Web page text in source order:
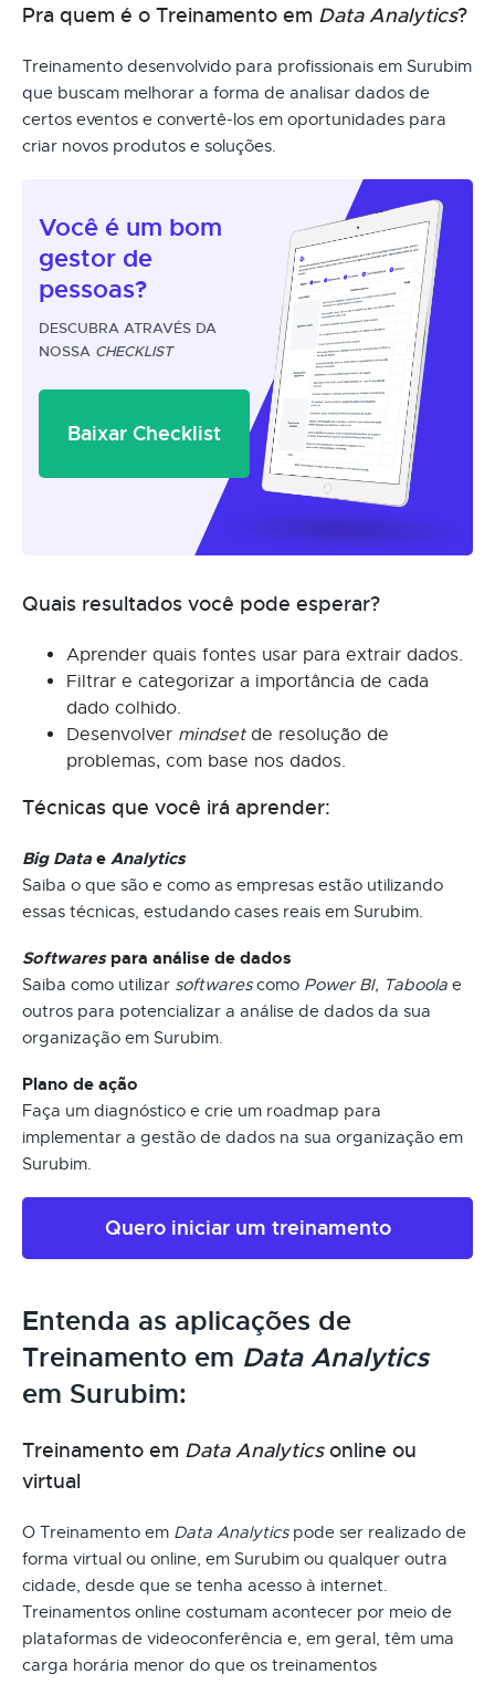
Pra quem é o Treinamento em Data Analytics?
Treinamento desenvolvido para profissionais em Surubim
que buscam melhorar a forma de analisar dados de
certos eventos e convertê-los em oportunidades para
criar novos produtos e soluções.
Você é um bom
gestor de
pessoas?
DESCUBRA ATRAVÉS DA
NOSSA CHECKLIST
Baixar Checklist
Quais resultados você pode esperar?
Aprender quais fontes usar para extrair dados.
Filtrar e categorizar a importância de cada
dado colhido.
Desenvolver mindsetde resolução de
problemas, com base nos dados.
Técnicas que você irá aprender:
Big Data e Analytics
Saiba o que são e como as empresas estão utilizando
essas técnicas, estudando cases reais em Surubim.
Softwarespara análise de dados
Saiba como utilizar softwarescomo Power BI, Taboola e
outros para potencializar a análise de dados da sua
organização em Surubim.
Plano de ação
Faça um diagnóstico e crie um roadmap para
implementar a gestão de dados na sua organização em
Surubim.
Quero iniciar um treinamento
Entenda as aplicações de
Treinamento em Data Analytics
em Surubim:
Treinamento em Data Analyticsonline ou
virtual
O Treinamento em Data Analyticspode ser realizado de
forma virtual ou online, em Surubim ou qualquer outra
cidade, desde que se tenha acesso à internet.
Treinamentos online costumam acontecer por meio de
plataformas de videoconferência e, em geral, têm uma
carga horária menor do que os treinamentos